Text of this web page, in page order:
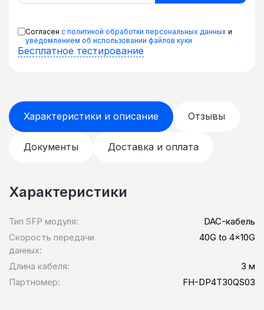
Согласен с политикой обработки персональных данных и
уведомлением об использовании файлов куки
Бесплатное тестирование
Характеристики и описание Отзывы
Документы Доставка и оплата
Характеристики
Тип SFP модуля:
DAC-кабель
Скорость передачи
данных:
40G to 4x10G
Длина кабеля:
3 м
Партномер:
FH-DP4T30QS03